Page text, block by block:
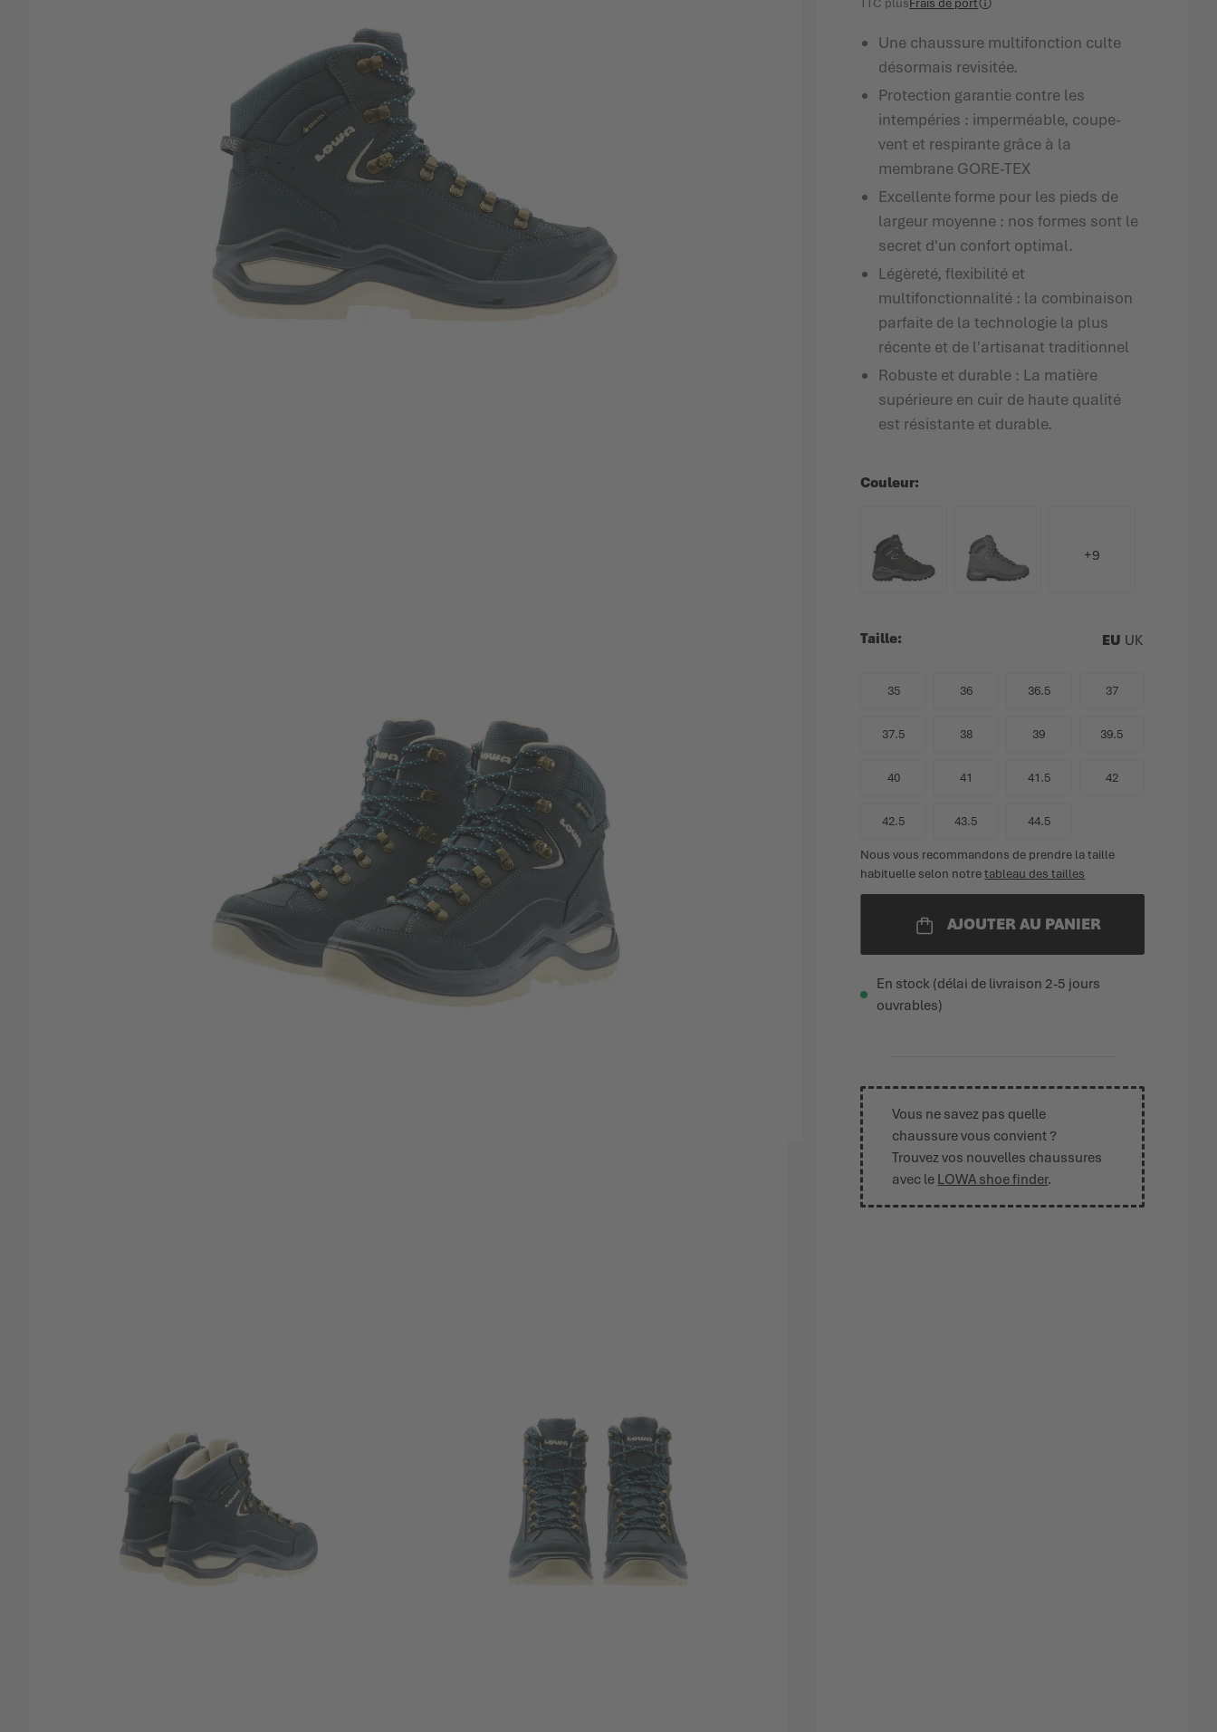
TTC plusFrais de port
Une chaussure multifonction culte
désormais revisitée.
Protection garantie contre les
intempéries : imperméable, coupe-
vent et respirante grâce à la
membrane GORE-TEX
Excellente forme pour les pieds de
largeur moyenne : nos formes sont le
secret d'un confort optimal.
Légèreté, flexibilité et
multifonctionnalité : la combinaison
parfaite de la technologie la plus
récente et de l'artisanat traditionnel
Robuste et durable : La matière
supérieure en cuir de haute qualité
est résistante et durable.
Couleur
+9
Taille EU UK
35 36 36.5 37
37.5 38 39 39.5
40 41 41.5 42
42.5 43.5 44.5
Nous vous recommandons de prendre la taille
habituelle selon notretableau des tailles
AJOUTER AU PANIER
En stock (délai de livraison 2-5 jours
ouvrables)
Vous ne savez pas quelle
chaussure vous convient ?
Trouvez vos nouvelles chaussures
avec le LOWA shoe finder.